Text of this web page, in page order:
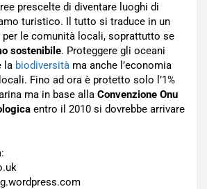
prescelte di diventare luoghi di
turistico. Il tutto si traduce in un
per le comunità locali, soprattutto se
sostenibile. Proteggere gli oceani
la biodiversità ma anche l’economia
Fino ad ora è protetto solo l’1%
ma in base alla Convenzione Onu
entro il 2010 si dovrebbe arrivare